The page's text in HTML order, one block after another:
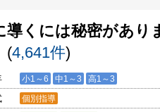
導くには秘密があり
(4,641件)
小1～6 中1～3 高1～3
個別指導